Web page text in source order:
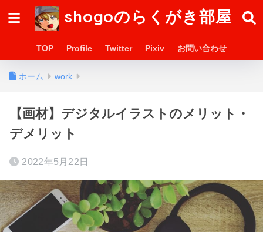
shogoのらくがき部屋
TOP Profile Twitter Pixiv お問い合わせ
ホーム work
【画材】デジタルイラストのメリット・
デメリット
2022年5月22日